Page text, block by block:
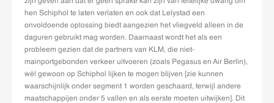
hen Schiphol te laten verlaten en ook dat Lelystad een
onvoldoende oplossing biedt aangezien het vliegveld alleen in de
daguren gebruikt mag worden. Daarnaast wordt het als een
probleem gezien dat de partners van KLM, die niet-
mainportgebonden verkeer uitvoeren (zoals Pegasus en Air Berlin),
wél gewoon op Schiphol lijken te mogen blijven [zie kunnen
waarschijnlijk onder segment 1 worden geschaard, terwijl andere
maatschappijen onder 5 vallen en als eerste moeten uitwijken]. Dit